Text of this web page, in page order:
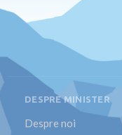
DESPRE MINISTER
Despre noi